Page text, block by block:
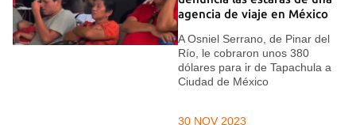
agencia de viaje en México
A Osniel Serrano, de Pinar del
Río, le cobraron unos 380
dólares para ir de Tapachula a
Ciudad de México
30 NOV 2023